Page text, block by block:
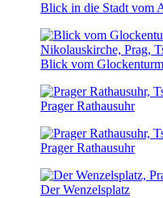
Blick in die Stadt vom
Blick vom
Prager Rathausuhr
Prager Rathausuhr
Der Wenzelsplatz